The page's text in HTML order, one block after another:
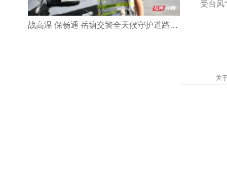
战高温 保畅通 岳塘交警全天候守护道路安全
受台风
关